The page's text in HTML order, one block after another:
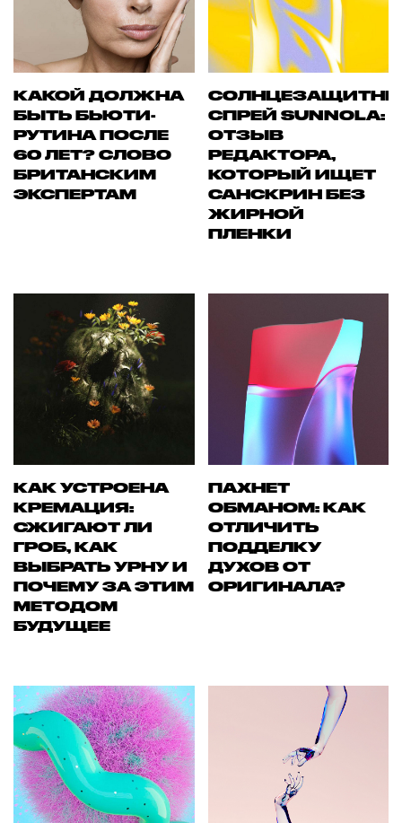
КАКОЙ ДОЛЖНА
БЫТЬ БЬЮТИ-
РУТИНА ПОСЛЕ
60 ЛЕТ? СЛОВО
БРИТАНСКИМ
ЭКСПЕРТАМ
СПРЕЙ SUNNOLA:
ОТЗЫВ
РЕДАКТОРА,
КОТОРЫЙ ИЩЕТ
САНСКРИН БЕЗ
ЖИРНОЙ
ПЛЕНКИ
КАК УСТРОЕНА
КРЕМАЦИЯ:
СЖИГАЮТ ЛИ
ГРОБ, КАК
ВЫБРАТЬ УРНУ И
ПОЧЕМУ ЗА ЭТИМ
МЕТОДОМ
БУДУЩЕЕ
ПАХНЕТ
ОБМАНОМ: КАК
ОТЛИЧИТЬ
ПОДДЕЛКУ
ДУХОВ ОТ
ОРИГИНАЛА?